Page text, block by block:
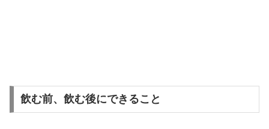
飲む前、飲む後にできること